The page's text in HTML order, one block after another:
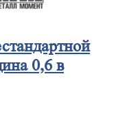
0,6 в